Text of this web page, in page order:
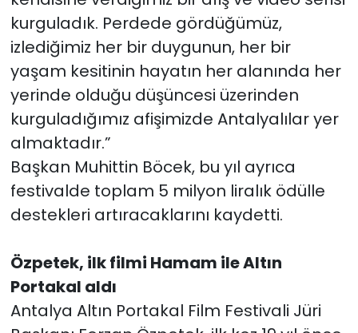
kurguladık. Perdede gördüğümüz,
izlediğimiz her bir duygunun, her bir
yaşam kesitinin hayatın her alanında her
yerinde olduğu düşüncesi üzerinden
kurguladığımız afişimizde Antalyalılar yer
almaktadır.”
Başkan Muhittin Böcek, bu yıl ayrıca
festivalde toplam 5 milyon liralık ödülle
destekleri artıracaklarını kaydetti.
Özpetek, ilk filmi Hamam ile Altın
Portakal aldı
Antalya Altın Portakal Film Festivali Jüri